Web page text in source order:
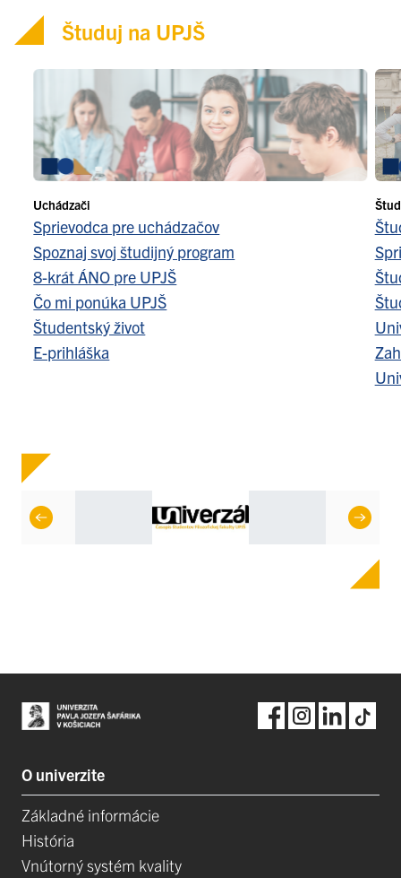
Študuj na UPJŠ
Uchádzači
Sprievodca pre uchádzačov
Spoznaj svoj študijný program
8-krát ÁNO pre UPJŠ
Čo mi ponúka UPJŠ
Študentský život
E-prihláška
O univerzite
Základné informácie
História
Vnútorný systém kvality